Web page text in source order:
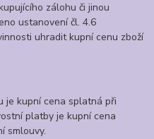
zálohu či jinou
ustanovení čl. 4.6
uhradit kupní cenu zboží
kupní cena splatná při
platby je kupní cena
smlouvy.